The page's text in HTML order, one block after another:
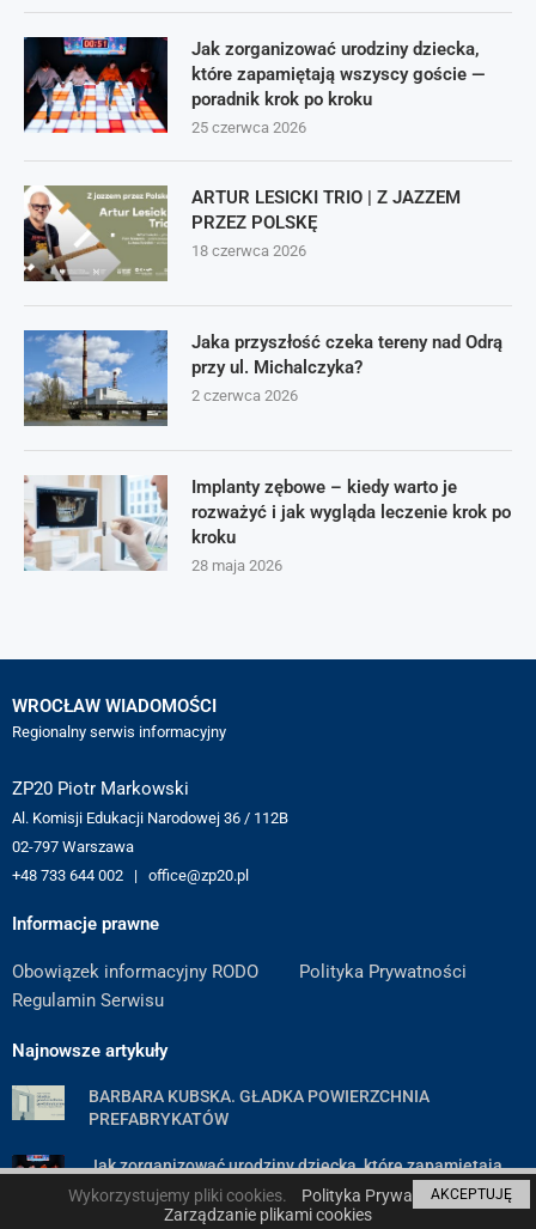
Jak zorganizować urodziny dziecka,
które zapamiętają wszyscy goście —
poradnik krok po kroku
25 czerwca 2026
ARTUR LESICKI TRIO | Z JAZZEM
PRZEZ POLSKĘ
18 czerwca 2026
Jaka przyszłość czeka tereny nad Odrą
przy ul. Michalczyka?
2 czerwca 2026
Implanty zębowe – kiedy warto je
rozważyć i jak wygląda leczenie krok po
kroku
28 maja 2026
WROCŁAW WIADOMOŚCI
Regionalny serwis informacyjny
ZP20 Piotr Markowski
Al. Komisji Edukacji Narodowej 36 / 112B
02-797 Warszawa
+48 733 644 002 | office@zp20.pl
Informacje prawne
Obowiązek informacyjny RODO
Polityka Prywatności
Regulamin Serwisu
Najnowsze artykuły
BARBARA KUBSKA. GŁADKA POWIERZCHNIA
PREFABRYKATÓW
Jak zorganizować urodziny dziecka, które zapamiętają
wszyscy goście — poradnik krok po kroku
Wykorzystujemy pliki cookies.
Polityka Prywatności
Zarządzanie plikami cookies
AKCEPTUJĘ